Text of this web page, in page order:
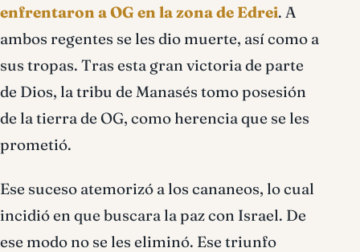
enfrentaron a OG en la zona de Edrei. A
ambos regentes se les dio muerte, así como a
sus tropas. Tras esta gran victoria de parte
de Dios, la tribu de Manasés tomo posesión
de la tierra de OG, como herencia que se les
prometió.
Ese suceso atemorizó a los cananeos, lo cual
incidió en que buscara la paz con Israel. De
ese modo no se les eliminó. Ese triunfo